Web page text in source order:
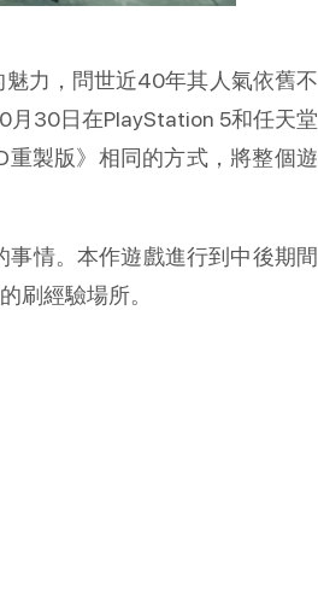
魅力，問世近40年其人氣依舊不
月30日在PlayStation 5和任天堂
製版》相同的方式，將整個遊
情。本作遊戲進行到中後期間
刷經驗場所。